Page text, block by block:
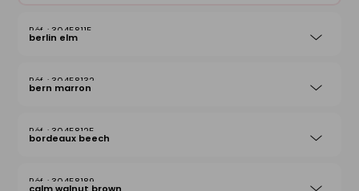
30458115
berlin elm
30458132
bern marron
30458125
bordeaux beech
30458189